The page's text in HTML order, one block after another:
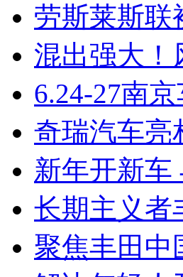
劳斯莱斯联
混出强大！
6.24-27南
奇瑞汽车亮
新年开新车
长期主义者
聚焦丰田中